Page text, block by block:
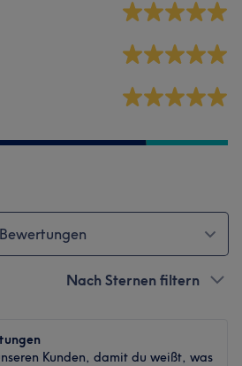
Nach Sternen filtern
Kunden, damit du weißt, was